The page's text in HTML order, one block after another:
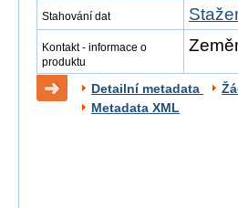
Stahování dat
Kontakt - informace o
produktu
Detailní metadata
Metadata XML